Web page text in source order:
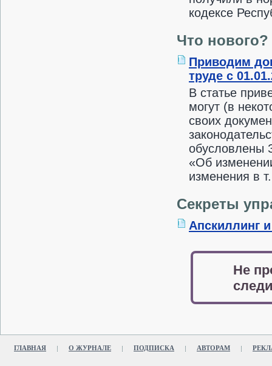
кодексе
Что нового?
Приводим
труде с
В статье
могут (в
своих
обусловлены
«Об
изменения в
Секреты
Апскиллинг
Не
ГЛАВНАЯ О ЖУРНАЛЕ ПОДПИСКА АВТОРАМ